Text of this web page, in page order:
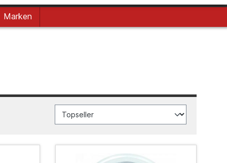
Marken